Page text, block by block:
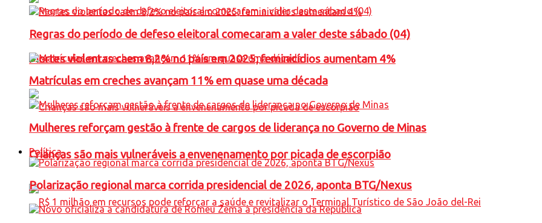
Mortes violentas caem 8,2% no país em 2025; feminicídios aumentam 4%
Crianças são mais vulneráveis a envenenamento por picada de escorpião
Regras do período de defeso eleitoral comecaram a valer deste sábado (04)
Matrículas em creches avançam 11% em quase uma década
Mulheres reforçam gestão à frente de cargos de liderança no Governo de Minas
Política
Polarização regional marca corrida presidencial de 2026, aponta BTG/Nexus